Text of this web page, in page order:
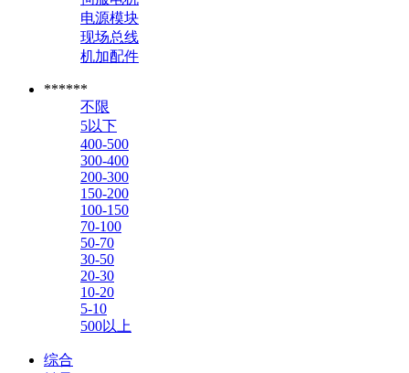
电源模块
现场总线
机加配件
******
不限
5以下
400-500
300-400
200-300
150-200
100-150
70-100
50-70
30-50
20-30
10-20
5-10
500以上
综合